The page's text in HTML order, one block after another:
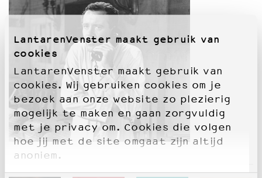
LantarenVenster maakt gebruik van
cookies
LantarenVenster maakt gebruik van
cookies. Wij gebruiken cookies om je
bezoek aan onze website zo plezierig
mogelijk te maken en gaan zorgvuldig
met je privacy om. Cookies die volgen
hoe jij met de site omgaat zijn altijd
anoniem.
Word vriend
Partners
Huisregels
Privacyverklaring
Integriteits- en gedragscode
Duurzaamheid
Culturele boycot Israël
Ruimte voor artistieke vrijheid – VNPF